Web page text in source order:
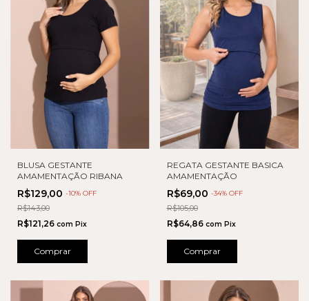
BLUSA GESTANTE
AMAMENTAÇÃO RIBANA
R$129,00 -10% OFF
R$143,00
R$121,26 com Pix
Comprar
REGATA GESTANTE BASICA
AMAMENTAÇÃO
R$69,00 -34% OFF
R$105,00
R$64,86 com Pix
Comprar